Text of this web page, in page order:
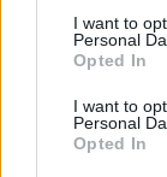
I want to
Personal
Opted In
I want to
Personal
Opted In
Comparteix
M'agrada